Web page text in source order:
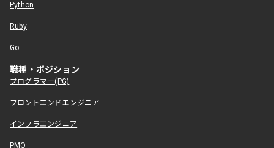
Python
Ruby
Go
職種・ポジション
プログラマー(PG)
フロントエンドエンジニア
インフラエンジニア
PMO